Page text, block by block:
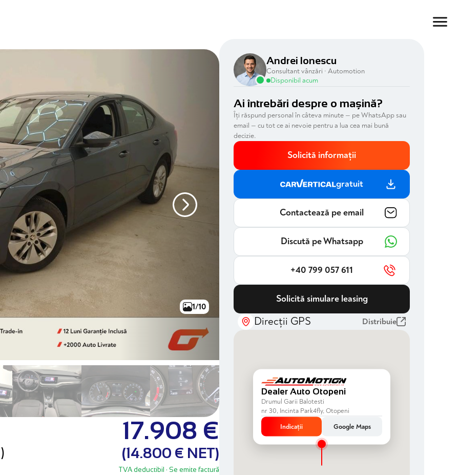
1/10
17.908 €
(14.800 € NET)
TVA deductibil · Se emite factură
Andrei Ionescu
Consultant vânzări · Automotion
Disponibil acum
Ai întrebări despre o mașină?
Îți răspund personal în câteva minute — pe WhatsApp sau
email — cu tot ce ai nevoie pentru a lua cea mai bună
decizie.
Solicită informații
gratuit
Contactează pe email
Discută pe Whatsapp
+40 799 057 611
Solicită simulare leasing
Direcții GPS Distribuie
Dealer Auto Otopeni
Drumul Garii Balotesti
nr 30, Incinta Park4fly, Otopeni
Indicații
Google Maps